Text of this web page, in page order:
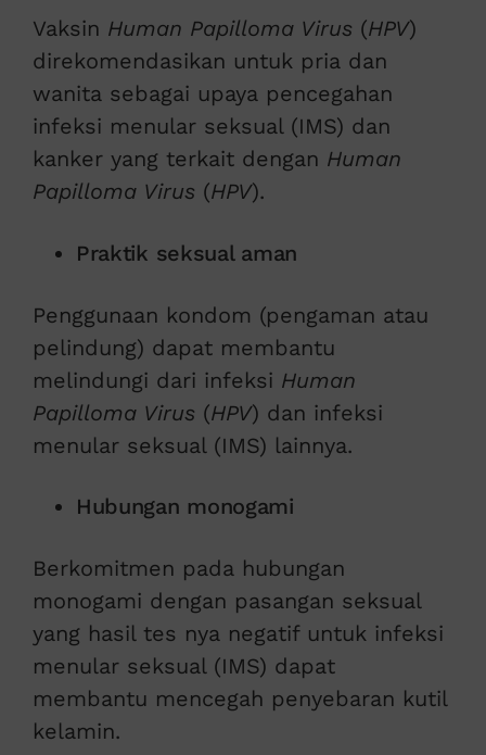
Vaksin Human Papilloma Virus (HPV)
direkomendasikan untuk pria dan
wanita sebagai upaya pencegahan
infeksi menular seksual (IMS) dan
kanker yang terkait dengan Human
Papilloma Virus (HPV).
Praktik seksual aman
Penggunaan kondom (pengaman atau
pelindung) dapat membantu
melindungi dari infeksi Human
Papilloma Virus (HPV) dan infeksi
menular seksual (IMS) lainnya.
Hubungan monogami
Berkomitmen pada hubungan
monogami dengan pasangan seksual
yang hasil tes nya negatif untuk infeksi
menular seksual (IMS) dapat
membantu mencegah penyebaran kutil
kelamin.